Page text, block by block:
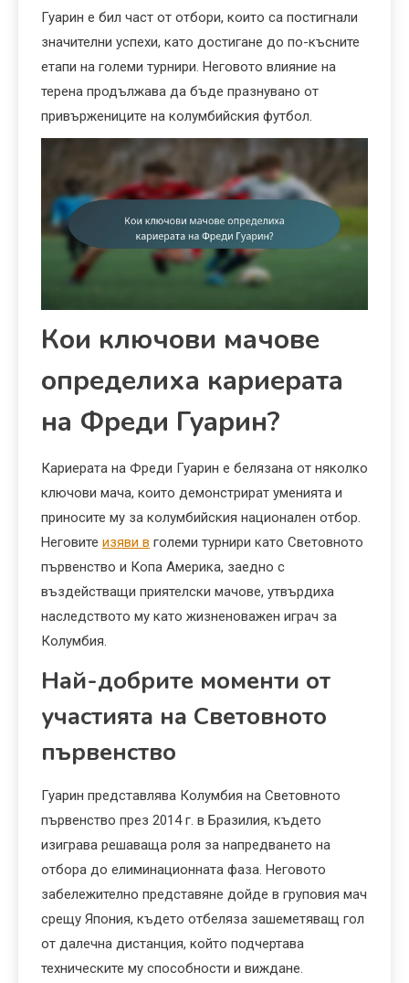
Гуарин е бил част от отбори, които са постигнали
значителни успехи, като достигане до по-късните
етапи на големи турнири. Неговото влияние на
терена продължава да бъде празнувано от
привържениците на колумбийския футбол.
Кои ключови мачове
определиха кариерата
на Фреди Гуарин?
Кариерата на Фреди Гуарин е белязана от няколко
ключови мача, които демонстрират уменията и
приносите му за колумбийския национален отбор.
Неговите изяви в големи турнири като Световното
първенство и Копа Америка, заедно с
въздействащи приятелски мачове, утвърдиха
наследството му като жизненоважен играч за
Колумбия.
Най-добрите моменти от
участията на Световното
първенство
Гуарин представлява Колумбия на Световното
първенство през 2014 г. в Бразилия, където
изиграва решаваща роля за напредването на
отбора до елиминационната фаза. Неговото
забележително представяне дойде в груповия мач
срещу Япония, където отбеляза зашеметяващ гол
от далечна дистанция, който подчертава
техническите му способности и виждане.